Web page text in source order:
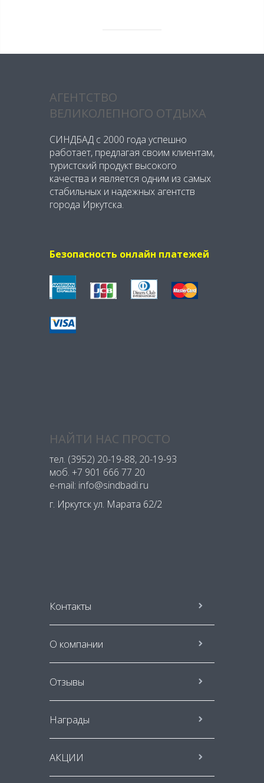
АГЕНТСТВО
ВЕЛИКОЛЕПНОГО ОТДЫХА
СИНДБАД с 2000 года успешно
работает, предлагая своим клиентам,
туристский продукт высокого
качества и является одним из самых
стабильных и надежных агентств
города Иркутска.
Безопасность онлайн платежей
НАЙТИ НАС ПРОСТО
тел. (3952) 20-19-88, 20-19-93
моб. +7 901 666 77 20
e-mail: info@sindbadi.ru
г. Иркутск ул. Марата 62/2
Контакты
О компании
Отзывы
Награды
АКЦИИ